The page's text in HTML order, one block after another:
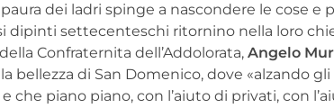
dei ladri spinge a nascondere le cose
dipinti settecenteschi ritornino nella loro
Confraternita dell’Addolorata, Angelo
bellezza di San Domenico, dove «alzando
che piano piano, con l’aiuto di privati, con